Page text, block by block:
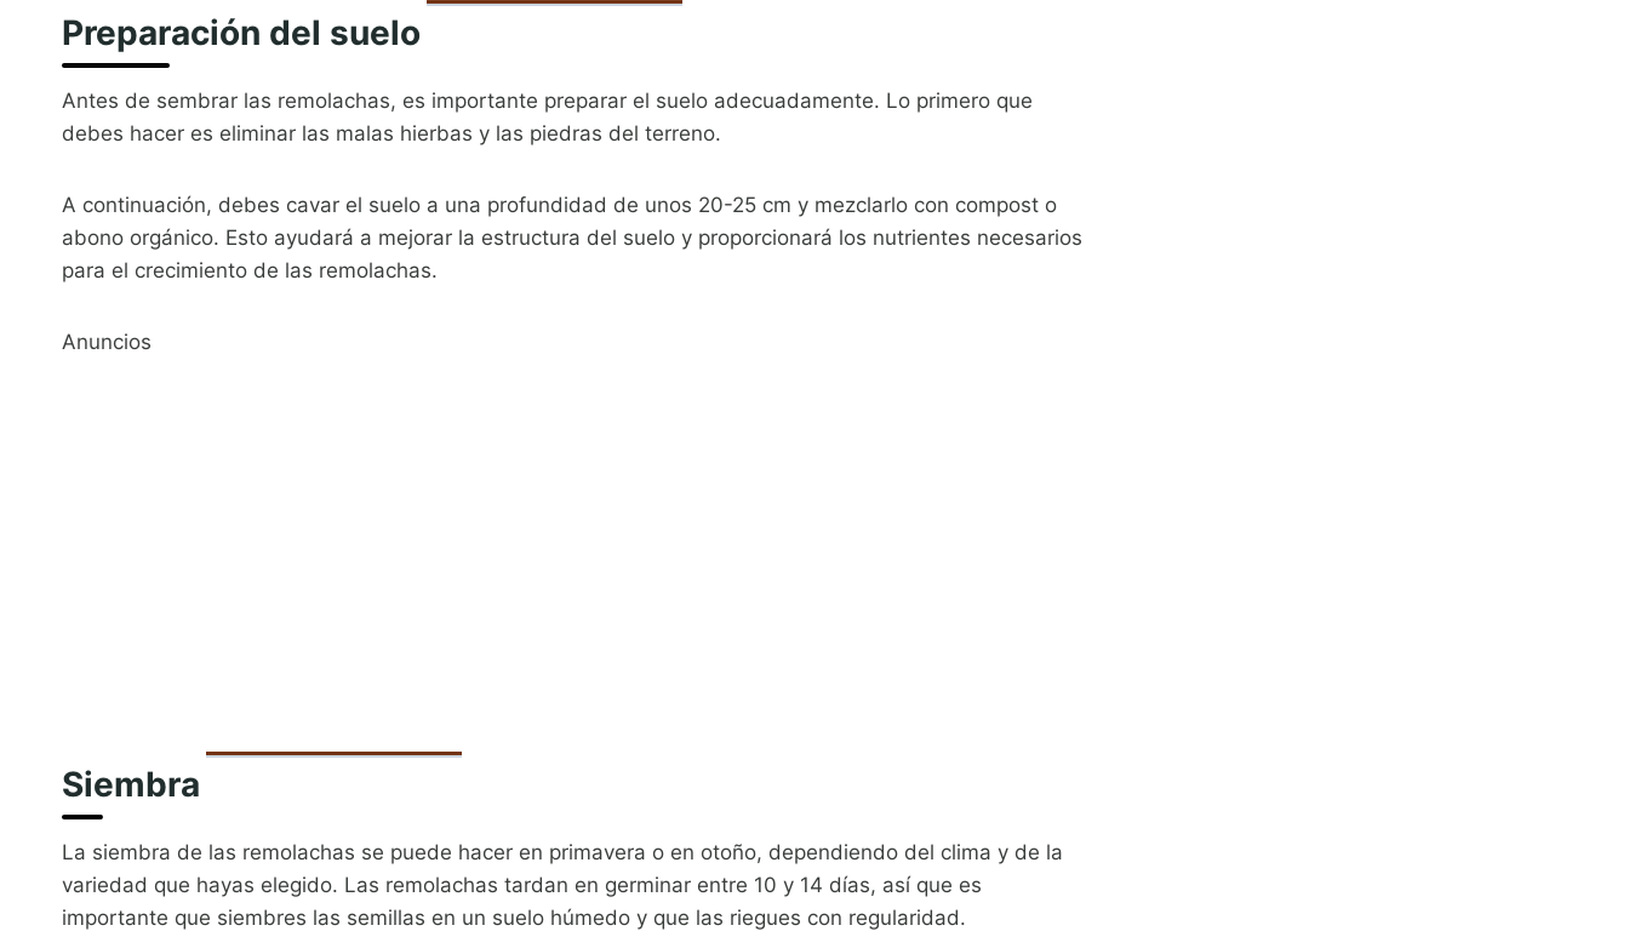
Preparación del suelo
Antes de sembrar las remolachas, es importante preparar el suelo adecuadamente. Lo primero que
debes hacer es eliminar las malas hierbas y las piedras del terreno.
A continuación, debes cavar el suelo a una profundidad de unos 20-25 cm y mezclarlo con compost o
abono orgánico. Esto ayudará a mejorar la estructura del suelo y proporcionará los nutrientes necesarios
para el crecimiento de las remolachas.
Anuncios
Siembra
La siembra de las remolachas se puede hacer en primavera o en otoño, dependiendo del clima y de la
variedad que hayas elegido. Las remolachas tardan en germinar entre 10 y 14 días, así que es
importante que siembres las semillas en un suelo húmedo y que las riegues con regularidad.